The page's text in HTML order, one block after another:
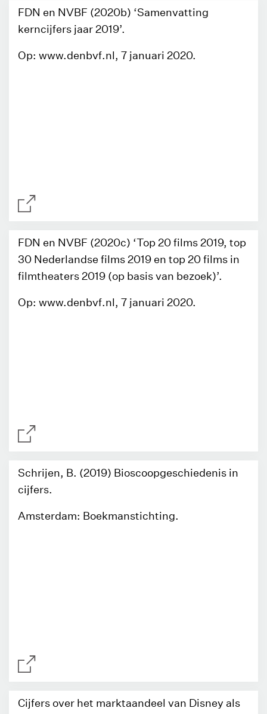
FDN en NVBF (2020b) ‘Samenvatting
kerncijfers jaar 2019’.
Op: www.denbvf.nl, 7 januari 2020.
FDN en NVBF (2020c) ‘Top 20 films 2019, top
30 Nederlandse films 2019 en top 20 films in
filmtheaters 2019 (op basis van bezoek)’.
Op: www.denbvf.nl, 7 januari 2020.
Schrijen, B. (2019) Bioscoopgeschiedenis in
cijfers.
Amsterdam: Boekmanstichting.
Cijfers over het marktaandeel van Disney als